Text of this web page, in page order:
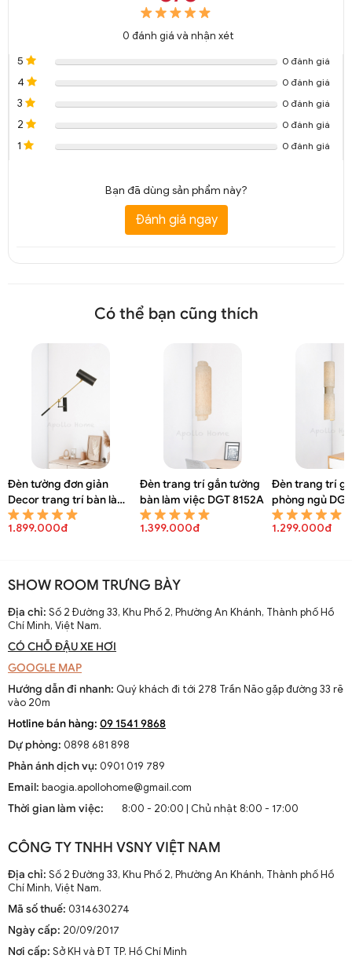
Đèn tường thủy tinh Moon Light trang trí DGT 8078A
0 đánh giá và nhận xét
5
0 đánh giá
4 0 đánh giá
3 0 đánh giá
2 0 đánh giá
1 0 đánh giá
Bạn đã dùng sản phẩm này?
Đánh giá ngay
Có thể bạn cũng thích
Đèn tường đơn giản
Decor trang trí bàn làm
việc DGT 8154A
1.899.000đ
Đèn trang trí gắn tường
bàn làm việc DGT 8152A
1.399.000đ
Đèn trang trí
phòng ngủ
1.299.000đ
SHOW ROOM TRƯNG BÀY
Địa chỉ: Số 2 Đường 33, Khu Phố 2, Phường An Khánh, Thành phố Hồ
Chí Minh, Việt Nam.
CÓ CHỖ ĐẬU XE HƠI
GOOGLE MAP
Hướng dẫn đi nhanh: Quý khách đi tới 278 Trần Não gặp đường 33 rẽ
vào 20m
Hotline bán hàng: 09 1541 9868
Dự phòng: 0898 681 898
Phản ánh dịch vụ: 0901 019 789
Email: baogia.apollohome@gmail.com
Thời gian làm việc:
8:00 - 20:00 | Chủ nhật 8:00 - 17:00
CÔNG TY TNHH VSNY VIỆT NAM
Địa chỉ: Số 2 Đường 33, Khu Phố 2, Phường An Khánh, Thành phố Hồ
Chí Minh, Việt Nam.
Mã số thuế: 0314630274
Ngày cấp: 20/09/2017
Nơi cấp: Sở KH và ĐT TP. Hồ Chí Minh